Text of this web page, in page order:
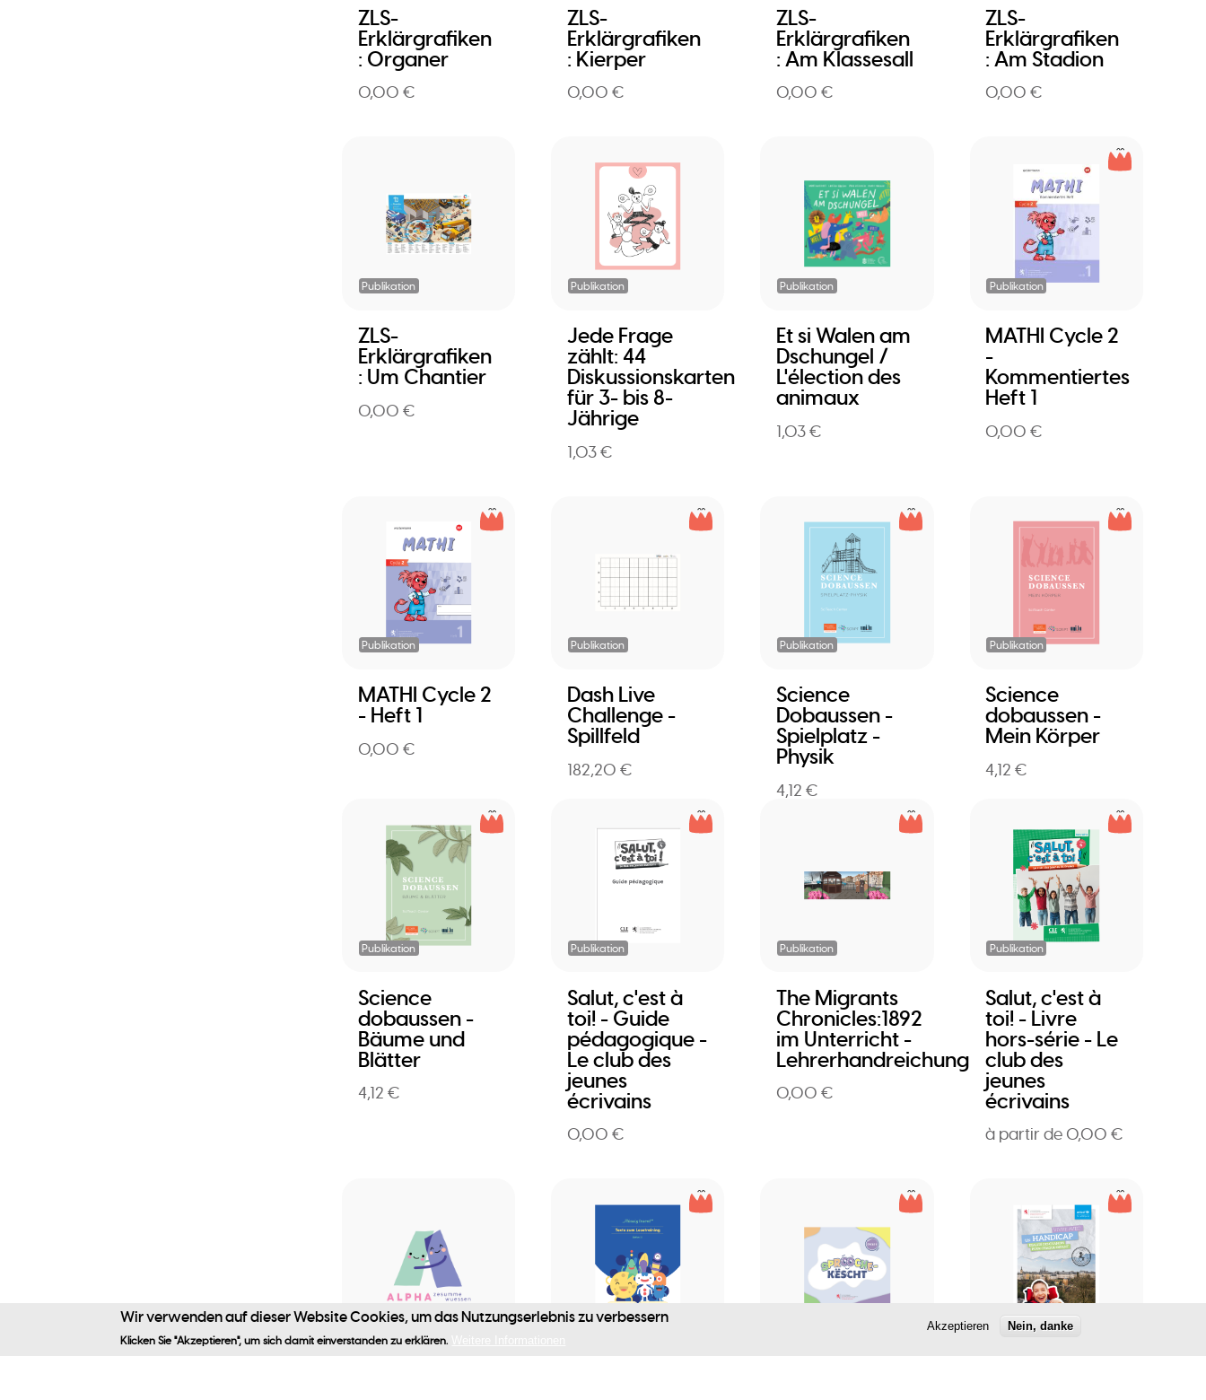
ZLS-
Erklärgrafiken
: Organer
0,00 €
ZLS-
Erklärgrafiken
: Kierper
0,00 €
ZLS-
Erklärgrafiken
: Am Klassesall
0,00 €
ZLS-
Erklärgrafiken
: Am Stadion
0,00 €
Publikation
ZLS-
Erklärgrafiken
: Um Chantier
0,00 €
Publikation
Jede Frage
zählt: 44
Diskussionskarten
für 3- bis 8-
Jährige
1,03 €
Publikation
Et si Walen am
Dschungel /
L'élection des
animaux
1,03 €
Publikation
MATHI Cycle 2
-
Kommentiertes
Heft 1
0,00 €
Publikation
MATHI Cycle 2
- Heft 1
0,00 €
Publikation
Dash Live
Challenge -
Spillfeld
182,20 €
Publikation
Science
Dobaussen -
Spielplatz -
Physik
4,12 €
Publikation
Science
dobaussen -
Mein Körper
4,12 €
Publikation
Science
dobaussen -
Bäume und
Blätter
4,12 €
Publikation
Salut, c'est à
toi! - Guide
pédagogique -
Le club des
jeunes
écrivains
0,00 €
Publikation
The Migrants
Chronicles:1892
im Unterricht -
Lehrerhandreichung
0,00 €
Publikation
Salut, c'est à
toi! - Livre
hors-série - Le
club des
jeunes
écrivains
à partir de 0,00 €
Webseite Publikation
Wir verwenden auf dieser Website Cookies, um das Nutzungserlebnis zu verbessern
Klicken Sie "Akzeptieren", um sich damit einverstanden zu erklären.
Akzeptieren Nein, danke